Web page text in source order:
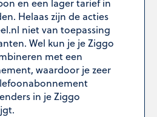
en een lager tarief in
Helaas zijn de acties
niet van toepassing
Wel kun je je Ziggo
met een
waardoor je zeer
in jeZiggo